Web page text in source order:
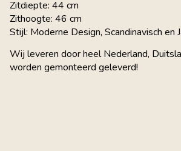
Zitdiepte: 44 cm
Zithoogte: 46 cm
Stijl: Moderne Design, Scandinavisch en
Wij leveren door heel Nederland,
worden gemonteerd geleverd!